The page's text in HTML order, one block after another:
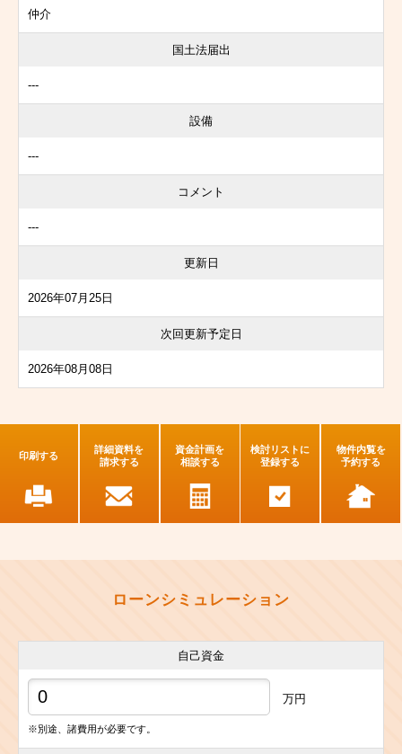
仲介
国土法届出
---
設備
---
コメント
---
更新日
2026年07月25日
次回更新予定日
2026年08月08日
印刷する
詳細資料を
請求する
資金計画を
相談する
検討リストに
登録する
物件内覧を
予約する
ローンシミュレーション
自己資金
万円
※別途、諸費用が必要です。